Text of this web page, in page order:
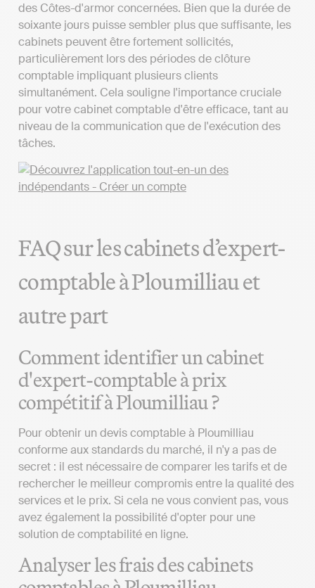
des Côtes-d'armor concernées. Bien que la durée de
soixante jours puisse sembler plus que suffisante, les
cabinets peuvent être fortement sollicités,
particulièrement lors des périodes de clôture
comptable impliquant plusieurs clients
simultanément. Cela souligne l'importance cruciale
pour votre cabinet comptable d'être efficace, tant au
niveau de la communication que de l'exécution des
tâches.
FAQ sur les cabinets d’expert-
comptable à Ploumilliau et
autre part
Comment identifier un cabinet
d'expert-comptable à prix
compétitif à Ploumilliau ?
Pour obtenir un devis comptable à Ploumilliau
conforme aux standards du marché, il n'y a pas de
secret : il est nécessaire de comparer les tarifs et de
rechercher le meilleur compromis entre la qualité des
services et le prix. Si cela ne vous convient pas, vous
avez également la possibilité d'opter pour une
solution de comptabilité en ligne.
Analyser les frais des cabinets